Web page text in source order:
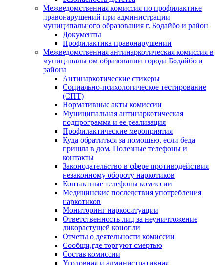
Межведомственная комиссия по профилактике
правонарушений при администрации
муниципального образования г. Бодайбо и район
Документы
Профилактика правонарушений
Межведомственная антинаркотическая комиссия в
муниципальном образовании города Бодайбо и
района
Антинаркотические стикеры
Социально-психологическое тестирование
(СПТ)
Нормативные акты комиссии
Муниципальная антинаркотическая
подпрограмма и ее реализация
Профилактические мероприятия
Куда обратиться за помощью, если беда
пришла в дом. Полезные телефоны и
контакты
Законодательство в сфере противодействия
незаконному обороту наркотиков
Контактные телефоны комиссии
Медицинские последствия употребления
наркотиков
Мониторинг наркоситуации
Ответственность лиц за неуничтожение
дикорастущей конопли
Отчеты о деятельности комиссии
Сообщи,где торгуют смертью
Состав комиссии
Уголовная и административная